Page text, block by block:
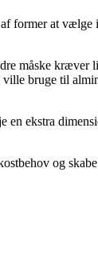
former at vælge
måske kræver
bruge til
en ekstra
og